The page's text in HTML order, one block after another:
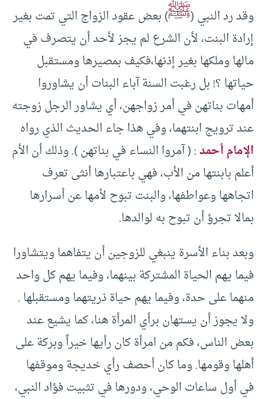
وقد رد النبي (ﷺ) بعض عقود الزواج التي تمت بغير
إرادة البنت، لأن الشرع لم يجز لأحد أن يتصرف في
مالها وملكها بغير إذنها،فكيف بمصيرها ومستقبل
حياتها ؟! بل رغبت السنة آباء البنات أن يشاوروا
أمهات بناتهن في أمر زواجهن، أي يشاور الرجل زوجته
عند ترويج ابنتهما، وفي هذا جاء الحديث الذي رواه
الإمام أحمد: ( آمروا النساء في بناتهن ). وذلك أن الأم
أعلم بابنتها من الأب، فهي باعتبارها أنثى تعرف
اتجاهها وعواطفها، والبنت تبوح لأمها عن أسرارها
بمالا تجرؤ أن تبوح به لوالدها.
وبعد بناء الأسرة ينبغي للزوجين أن يتفاهما ويتشاورا
فيما يهم الحياة المشتركة بينهما، وفيما يهم كل واحد
منهما على حدة، وفيما يهم حياة ذريتهما ومستقبلها .
ولا يجوز أن يستهان برأي المرأة هنا، كما يشيع عند
بعض الناس، فكم من امرأة كان رأيها خيراً وبركة على
أهلها وقومها. وما كان أحصف رأي خديجة وموقفها
في أول ساعات الوحي، ودورها في تثبيت فؤاد النبي،